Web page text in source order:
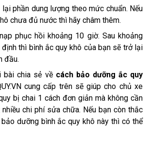
lại phần dung lượng theo mức chuẩn. Nếu
chưa đủ nước thì hãy châm thêm.
phục hồi khoảng 10 giờ. Sau khoảng
thì bình ắc quy khô của bạn sẽ trở lại
đầu.
bài chia sẻ về cách bảo dưỡng ắc quy
cung cấp trên sẽ giúp cho chủ xe
bị chai 1 cách đơn giản mà không cần
chi phí sửa chữa. Nếu bạn còn thắc
dưỡng bình ắc quy khô này thì có thể